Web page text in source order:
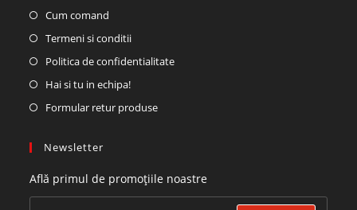
Cum comand
Termeni si conditii
Politica de confidentialitate
Hai si tu in echipa!
Formular retur produse
Newsletter
Află primul de promoțiile noastre